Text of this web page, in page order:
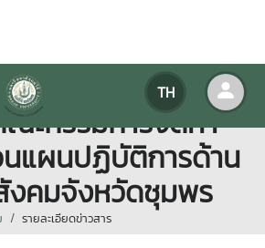
TH
อังคณานนท์ เข้า
ะกรรมการจัดทำ
นแผนปฏิบัติการด้าน
คมจังหวัดชุมพร
รายละเอียดข่าวสาร